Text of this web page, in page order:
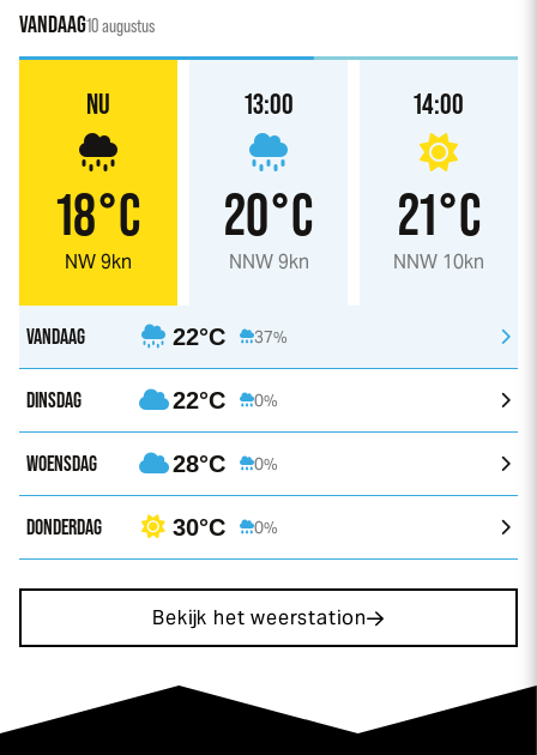
VANDAAG10 augustus
NU
18°C
NW 9kn
13:00
20°C
NNW 9kn
14:00
21°C
NNW 10kn
VANDAAG 22°C 37%
DINSDAG 22°C 0%
WOENSDAG 28°C 0%
DONDERDAG 30°C 0%
Bekijk het weerstation